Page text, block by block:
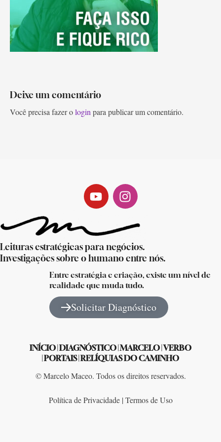
Deixe um comentário
Você precisa fazer ologin para publicar um comentário.
Leituras estratégicas para negócios.
Investigações sobre o humano entre nós.
Entre estratégia e criação, existe um nível de
realidade que muda tudo.
Solicitar Diagnóstico
INÍCIO DIAGNÓSTICO |MARCELO |VERBO
PORTAIS| RELÍQUIAS DO CAMINHO
© Marcelo Maceo. Todos os direitos reservados.
Política de Privacidade | Termos de Uso